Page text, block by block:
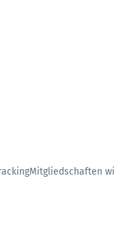
Mitgliedschaften